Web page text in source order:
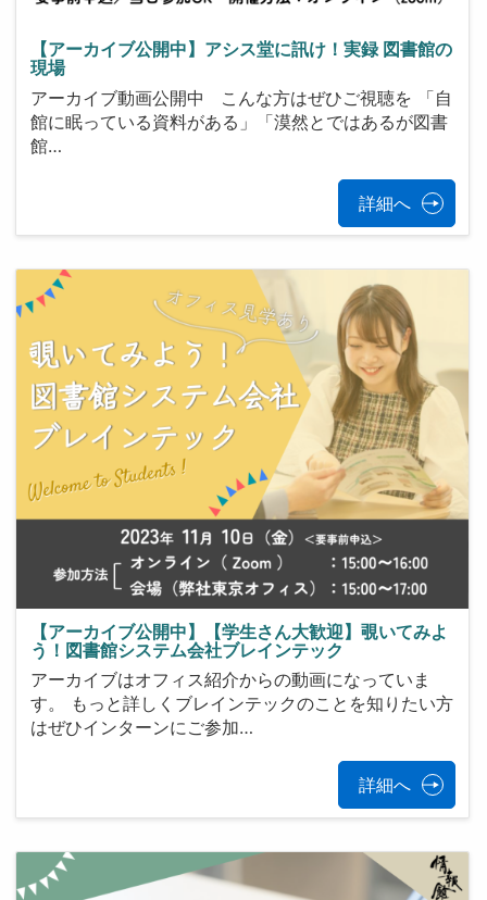
【アーカイブ公開中】アシス堂に訊け！実録 図書館の
現場
アーカイブ動画公開中 こんな方はぜひご視聴を 「自
館に眠っている資料がある」「漠然とではあるが図書
館…
詳細へ
【アーカイブ公開中】【学生さん大歓迎】覗いてみよ
う！図書館システム会社ブレインテック
アーカイブはオフィス紹介からの動画になっていま
す。 もっと詳しくブレインテックのことを知りたい方
はぜひインターンにご参加…
詳細へ